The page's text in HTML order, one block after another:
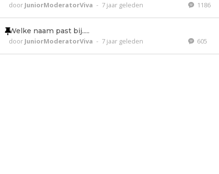
door JuniorModeratorViva - 7 jaar geleden 1186
Welke naam past bij.....
door JuniorModeratorViva - 7 jaar geleden 605